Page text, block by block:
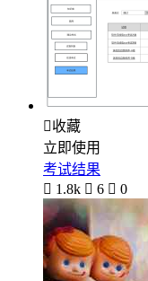
收藏
立即使用
考试结果
 1.8k  6  0